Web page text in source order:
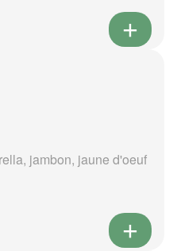
jambon, jaune d'oeuf